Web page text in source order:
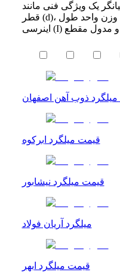
یک ویژگی فنی مانند
قطر (d)، وزن واحد طول (G)، سطح مقطع (A)، ممان
ذوب آهن اصفهان
قیمت میلگرد ابرکوه
قیمت میلگرد نیشابور
میلگرد آریان فولاد
قیمت میلگرد ابهر